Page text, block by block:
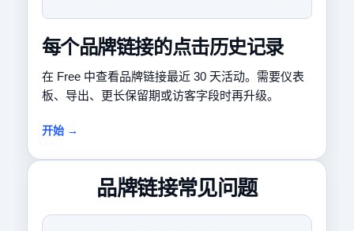
每个品牌链接的点击历史记录
在 Free 中查看品牌链接最近 30 天活动。需要仪表
板、导出、更长保留期或访客字段时再升级。
开始 →
品牌链接常见问题